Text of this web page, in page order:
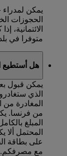
يمكن
الحجوزات
الائتمانية،
متوفرا في
هل أستطيع
يمكن قبول
الذي
المغادرة من
من فرنسا.
المبلغ
المحتمل
على بطاقة
مع مصرفكم.